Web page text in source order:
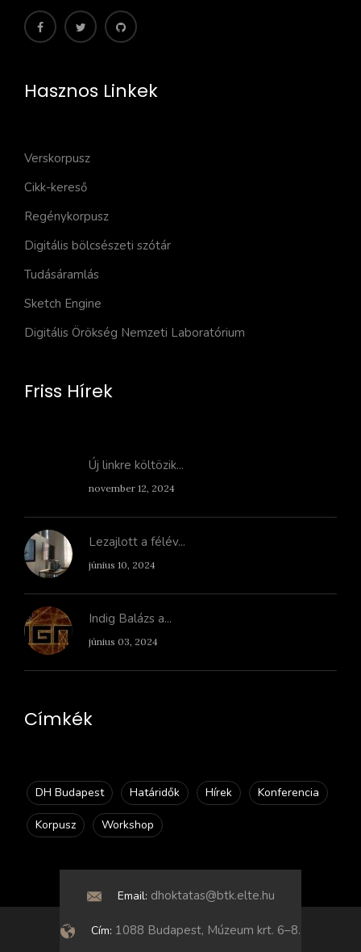
Hasznos Linkek
Verskorpusz
Cikk-kereső
Regénykorpusz
Digitális bölcsészeti szótár
Tudásáramlás
Sketch Engine
Digitális Örökség Nemzeti Laboratórium
Friss Hírek
Új linkre költözik...
november 12, 2024
Lezajlott a félév...
június 10, 2024
Indig Balázs a...
június 03, 2024
Címkék
DH Budapest Határidők Hírek Konferencia
Korpusz Workshop
Email: dhoktatas@btk.elte.hu
Cím: 1088 Budapest, Múzeum krt. 6–8.